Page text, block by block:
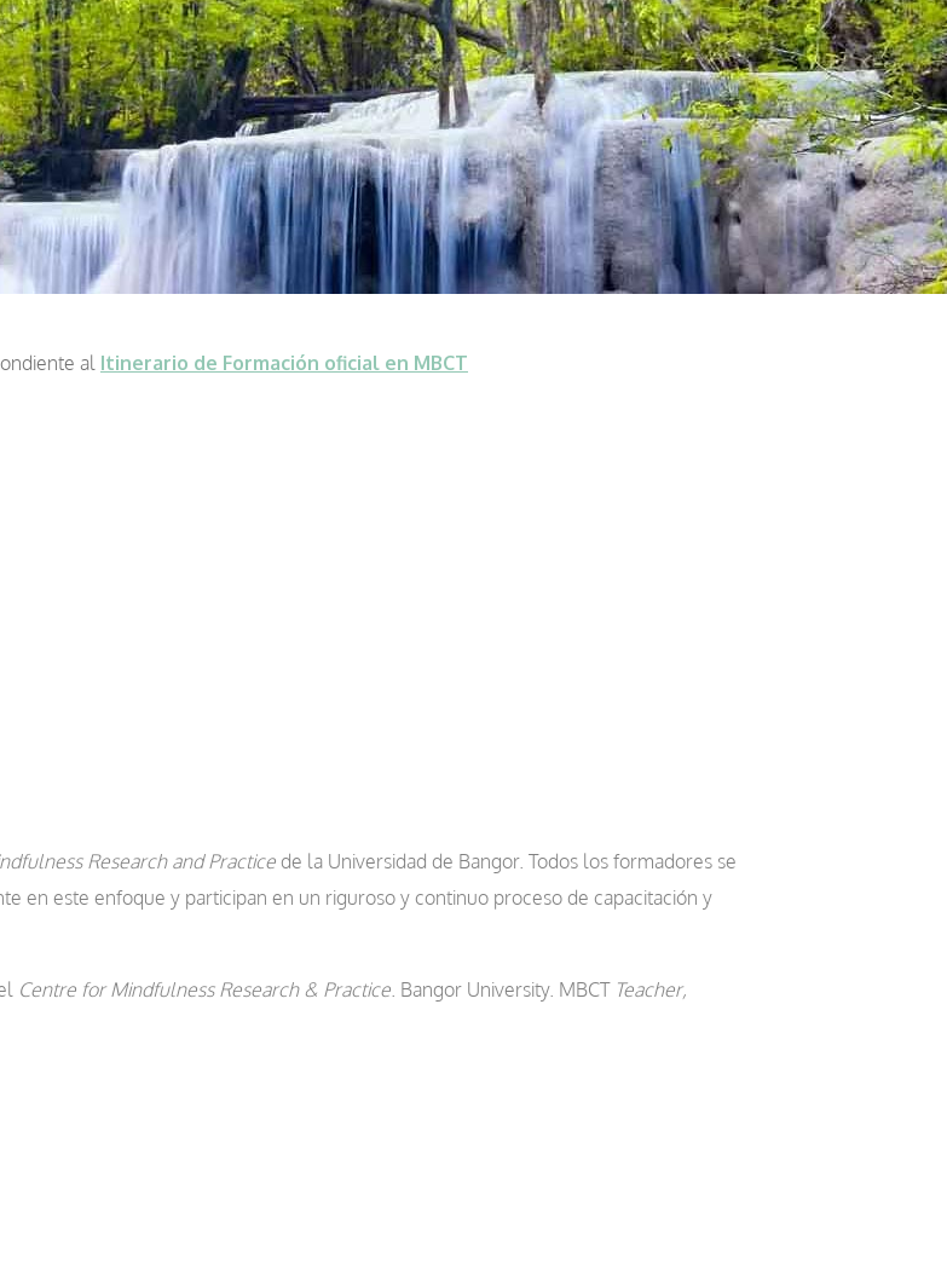
al Itinerario de Formación oficial en MBCT
Research and Practicede la Universidad de Bangor. Todos los formadores se
en este enfoque y participan en un riguroso y continuo proceso de capacitación y
Centre for Mindfulness Research & Practice . Bangor University. MBCT Teacher,